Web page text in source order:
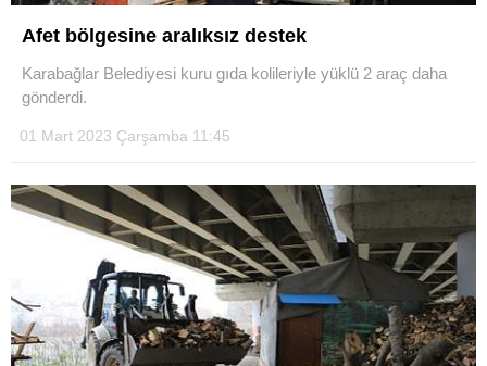
Afet bölgesine aralıksız destek
Karabağlar Belediyesi kuru gıda kolileriyle yüklü 2 araç daha
gönderdi.
01 Mart 2023 Çarşamba 11:45